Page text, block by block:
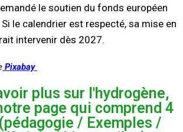
le soutien du fonds européen
Si le calendrier est respecté, sa mise en
intervenir dès 2027.
Pixabay
plus sur l'hydrogène,
page qui comprend 4
/ Exemples /